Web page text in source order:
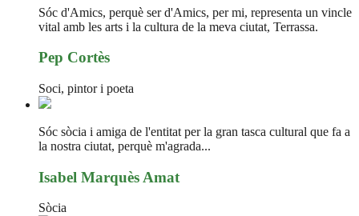
Sóc d'Amics, perquè ser d'Amics, per mi, representa un vincle
vital amb les arts i la cultura de la meva ciutat, Terrassa.
Pep Cortès
Soci, pintor i poeta
Sóc sòcia i amiga de l'entitat per la gran tasca cultural que fa a
la nostra ciutat, perquè m'agrada...
Isabel Marquès Amat
Sòcia